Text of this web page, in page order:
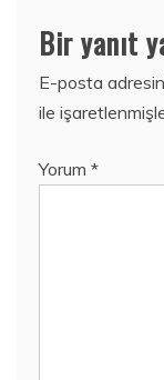
Bir yanıt
E-posta
ile
Yorum *